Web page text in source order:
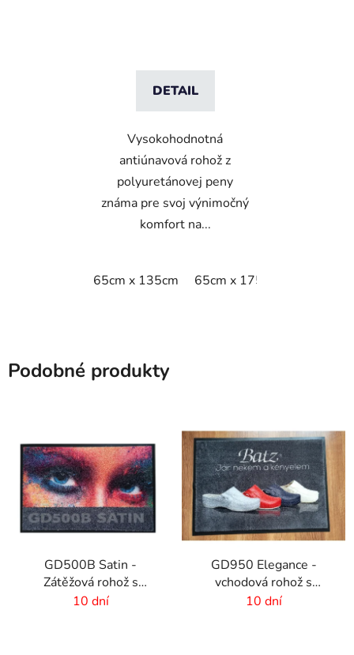
DETAIL
Vysokohodnotná
antiúnavová rohož z
polyuretánovej peny
známa pre svoj výnimočný
komfort na...
65cm x 135cm 65cm x 175cm
Podobné produkty
GD500B Satin -
Zátěžová rohož s
digitálnou potlačou a
10 dní
GD950 Elegance -
vchodová rohož s
digitálnou potlačou - 6
10 dní